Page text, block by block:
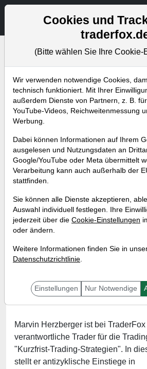
Bevorstehende Webinare Alle
Die gezielte Suche
antizyklischen
Rebound-Trading mit
Sell Out
Wann:Freitag, 18. Juni 2021
Marvin Herzberger ist bei TraderFox
verantwortliche Trader für die
"Kurzfrist-Trading-Strategien". In
stellt er antizyklische Einstiege in
Cookies und
(Bitte wählen Sie Ihre Cookie-
Wir verwenden notwendige Cookies,
technisch funktioniert. Mit Ihrer
außerdem Dienste von Partnern, z. B.
YouTube-Videos, Reichweitenmessung
Werbung.
Dabei können Informationen auf Ihrem
ausgelesen und Nutzungsdaten an
Google/YouTube oder Meta übermittelt
Verarbeitung kann auch außerhalb der
stattfinden.
Sie können alle Dienste akzeptieren,
Auswahl individuell festlegen. Ihre
jederzeit über die Cookie-Einstellungen
oder ändern.
Weitere Informationen finden Sie in
Datenschutzrichtlinie.
Einstellungen Nur Notwendige